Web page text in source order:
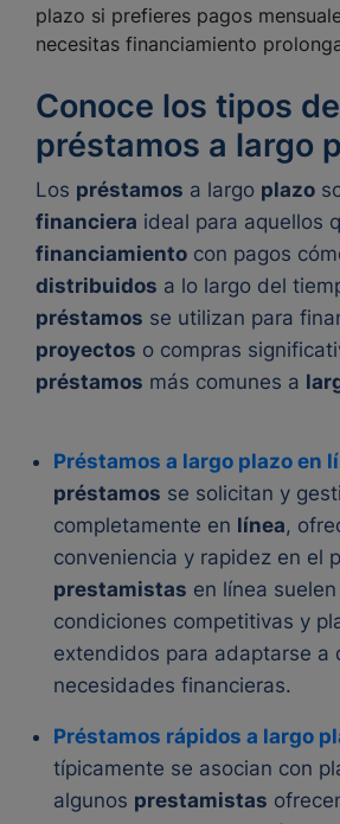
plazo si prefieres pagos
necesitas financiamiento
Conoce los tipos de
préstamos a largo
Los préstamos a largo plazo
financiera ideal para aquellos
financiamiento con pagos
distribuidos a lo largo del
préstamos se utilizan para
proyectos o compras
préstamos más comunes a
Préstamos a largo plazo en
préstamos se solicitan y
completamente en línea,
conveniencia y rapidez en el
prestamistas en línea
condiciones competitivas y
extendidos para adaptarse a
necesidades financieras.
Préstamos rápidos a largo
típicamente se asocian con
algunos prestamistas